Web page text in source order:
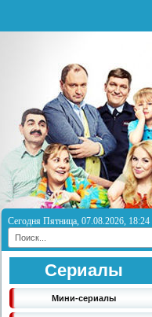
Сегодня Пятница, 07.08.2026, 18:24
Сериалы
Мини-сериалы